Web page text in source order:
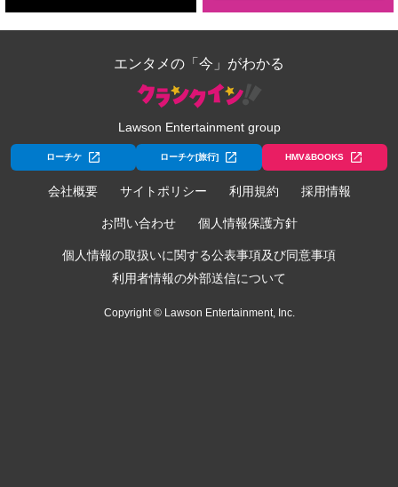
エンタメの「今」がわかる
Lawson Entertainment group
ローチケ ローチケ[旅行] HMV&BOOKS
会社概要 サイトポリシー 利用規約 採用情報
お問い合わせ 個人情報保護方針
個人情報の取扱いに関する公表事項及び同意事項
利用者情報の外部送信について
Copyright © Lawson Entertainment, Inc.